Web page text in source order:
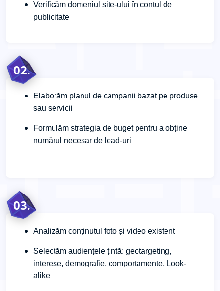
Verificăm domeniul site-ului în contul de
publicitate
02.
Elaborăm planul de campanii bazat pe produse
sau servicii
Formulăm strategia de buget pentru a obține
numărul necesar de lead-uri
03.
Analizăm conținutul foto și video existent
Selectăm audiențele țintă: geotargeting,
interese, demografie, comportamente, Look-
alike